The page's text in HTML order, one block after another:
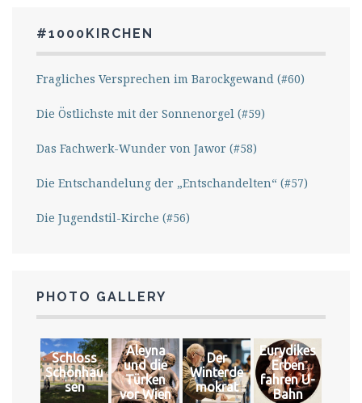
#1000KIRCHEN
Fragliches Versprechen im Barockgewand (#60)
Die Östlichste mit der Sonnenorgel (#59)
Das Fachwerk-Wunder von Jawor (#58)
Die Entschandelung der „Entschandelten“ (#57)
Die Jugendstil-Kirche (#56)
PHOTO GALLERY
Schloss
Schönhau
sen
Aleyna
und die
Türken
vor Wien
Der
Winterde
mokrat
Eurydikes
Erben
fahren U-
Bahn